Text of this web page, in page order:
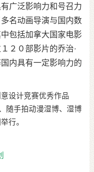
广泛影响力和号召力
名动画导演与国内数
包括加拿大国家电影
２０部影片的乔治·
内具有一定影响力的
设计竞赛优秀作品
随手拍动漫湿博、湿博
行。